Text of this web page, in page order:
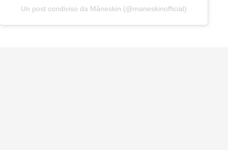
Un post condiviso da Måneskin (@maneskinofficial)